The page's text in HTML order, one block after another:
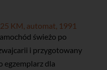
KM, automat, 1991
świeżo po
i przygotowany
egzemplarz dla